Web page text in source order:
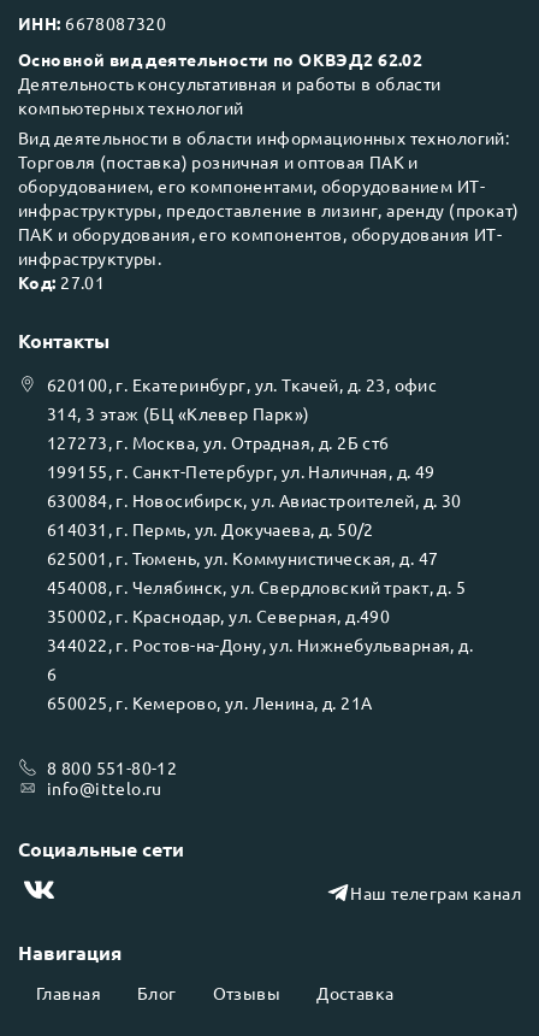
ИНН: 6678087320
Основной вид деятельности по ОКВЭД2 62.02
Деятельность консультативная и работы в области
компьютерных технологий
Вид деятельности в области информационных технологий:
Торговля (поставка) розничная и оптовая ПАК и
оборудованием, его компонентами, оборудованием ИТ-
инфраструктуры, предоставление в лизинг, аренду (прокат)
ПАК и оборудования, его компонентов, оборудования ИТ-
инфраструктуры.
Код: 27.01
Навигация
Главная Блог Отзывы Доставка
Контакты
620100, г. Екатеринбург, ул.Ткачей, д. 23, офис
314, 3 этаж (БЦ «Клевер Парк»)
127273, г. Москва, ул. Отрадная, д. 2Б ст6
199155, г. Санкт-Петербург, ул. Наличная, д. 49
630084, г. Новосибирск, ул. Авиастроителей, д. 30
614031 , г. Пермь, ул. Докучаева, д. 50/2
625001 , г. Тюмень, ул. Коммунистическая, д. 47
454008, г. Челябинск, ул. Свердловский тракт, д. 5
350002, г. Краснодар, ул. Северная, д.490
344022, г. Ростов-на-Дону, ул. Нижнебульварная, д.
6
650025, г. Кемерово, ул. Ленина, д. 21А
8 800 551-80-12
info@ittelo.ru
Социальные сети
Наш телеграм канал